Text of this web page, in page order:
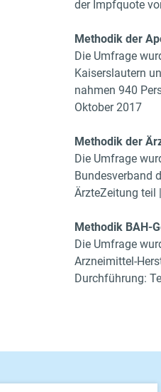
der Impfquote
Methodik der
Die Umfrage
Kaiserslautern
nahmen 940
Oktober 2017
Methodik der
Die Umfrage
Bundesverband
ÄrzteZeitung teil
Methodik BAH-
Die Umfrage
Arzneimittel-
Durchführung: